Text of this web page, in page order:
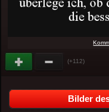
(+112)
Bilder